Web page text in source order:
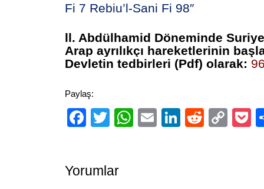
Fi 7 Rebiu’l-Sani Fi 98″
ll. Abdülhamid Döneminde
Arap ayrılıkçı hareketlerinin
Devletin tedbirleri (Pdf) olarak:
Paylaş:
Facebook
TwitterWhatsApp
EmailLinkedIn
Reddit
Yorumlar